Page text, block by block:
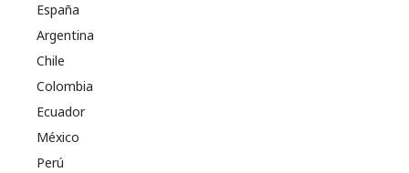
España
Argentina
Chile
Colombia
Ecuador
México
Perú